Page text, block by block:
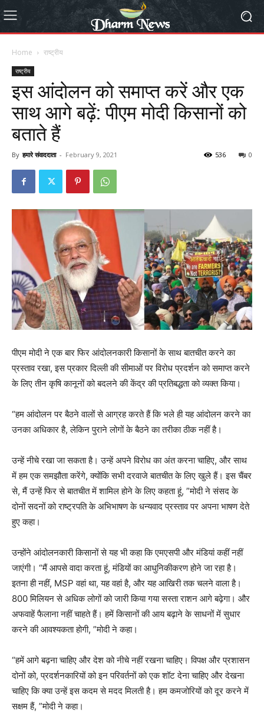
Home राष्ट्रीय
राष्ट्रीय
इस आंदोलन को समाप्त करें और एक
साथ आगे बढ़ें: पीएम मोदी किसानों को
बताते हैं
By हमारे संवाददाता - February 9, 2021 0
536
पीएम मोदी ने एक बार फिर आंदोलनकारी किसानों के साथ बातचीत करने का
प्रस्ताव रखा, इस प्रकार दिल्ली की सीमाओं पर विरोध प्रदर्शन को समाप्त करने
के लिए तीन कृषि कानूनों को बदलने की केंद्र की प्रतिबद्धता को व्यक्त किया।
“हम आंदोलन पर बैठने वालों से आग्रह करते हैं कि भले ही यह आंदोलन करने का
उनका अधिकार है, लेकिन पुराने लोगों के बैठने का तरीका ठीक नहीं है।
उन्हें नीचे रखा जा सकता है। उन्हें अपने विरोध का अंत करना चाहिए, और साथ
में हम एक समझौता करेंगे, क्योंकि सभी दरवाजे बातचीत के लिए खुले हैं। इस चैंबर
से, मैं उन्हें फिर से बातचीत में शामिल होने के लिए कहता हूं, ”मोदी ने संसद के
दोनों सदनों को राष्ट्रपति के अभिभाषण के धन्यवाद प्रस्ताव पर अपना भाषण देते
हुए कहा।
उन्होंने आंदोलनकारी किसानों से यह भी कहा कि एमएसपी और मंडियां कहीं नहीं
जाएंगी। “मैं आपसे वादा करता हूं, मंडियों का आधुनिकीकरण होने जा रहा है।
इतना ही नहीं, MSP वहां था, यह वहां है, और यह आखिरी तक चलने वाला है।
800 मिलियन से अधिक लोगों को जारी किया गया सस्ता राशन आगे बढ़ेगा। और
अफवाहें फैलाना नहीं चाहते हैं। हमें किसानों की आय बढ़ाने के साधनों में सुधार
करने की आवश्यकता होगी, ”मोदी ने कहा।
“हमें आगे बढ़ना चाहिए और देश को नीचे नहीं रखना चाहिए। विपक्ष और प्रशासन
दोनों को, प्रदर्शनकारियों को इन परिवर्तनों को एक शॉट देना चाहिए और देखना
चाहिए कि क्या उन्हें इस कदम से मदद मिलती है। हम कमजोरियों को दूर करने में
सक्षम हैं, ”मोदी ने कहा।